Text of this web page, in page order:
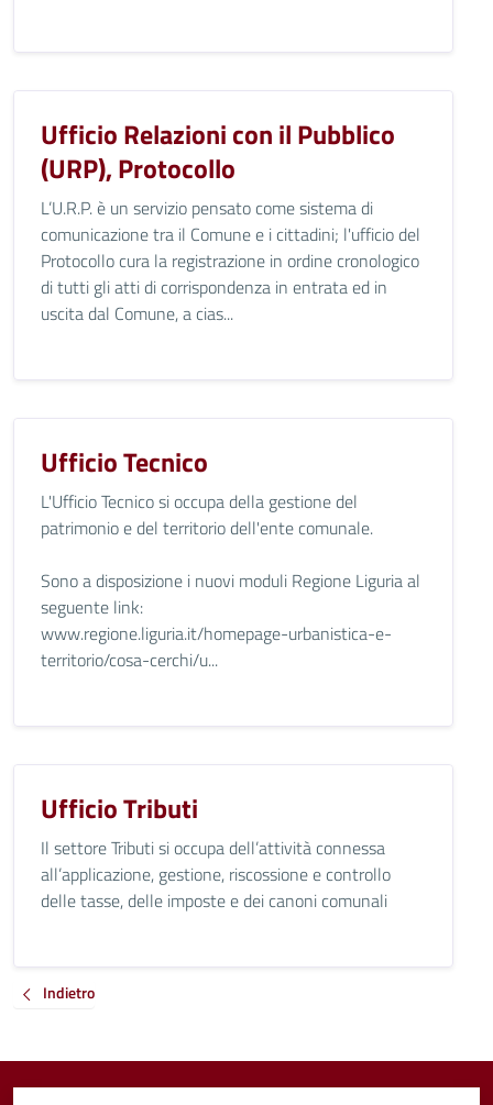
Ufficio Relazioni con il Pubblico
(URP), Protocollo
L’U.R.P. è un servizio pensato come sistema di
comunicazione tra il Comune e i cittadini; l'ufficio del
Protocollo cura la registrazione in ordine cronologico
di tutti gli atti di corrispondenza in entrata ed in
uscita dal Comune, a cias...
Ufficio Tecnico
L'Ufficio Tecnico si occupa della gestione del
patrimonio e del territorio dell'ente comunale.
Sono a disposizione i nuovi moduli Regione Liguria al
seguente link:
www.regione.liguria.it/homepage-urbanistica-e-
territorio/cosa-cerchi/u...
Ufficio Tributi
Il settore Tributi si occupa dell’attività connessa
all’applicazione, gestione, riscossione e controllo
delle tasse, delle imposte e dei canoni comunali
Indietro